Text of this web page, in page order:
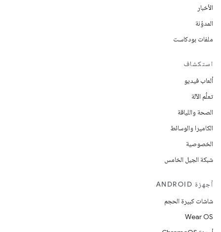
الأخبار
المدوّنة
ملفات بودكاست
استكشاف
ألعاب فيديو
تعلُم الآلة
الصحة واللياقة
الكاميرا والوسائط
الخصوصية
شبكة الجيل الخامس
أجهزة ANDROID
شاشات كبيرة الحجم
Wear OS